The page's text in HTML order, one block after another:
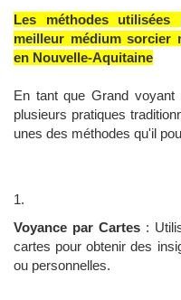
Les méthodes
meilleur médium sorcier
en Nouvelle-Aquitaine
En tant que Grand voyant
plusieurs pratiques
unes des méthodes qu'il
Voyance par Cartes:
cartes pour obtenir des
ou personnelles.